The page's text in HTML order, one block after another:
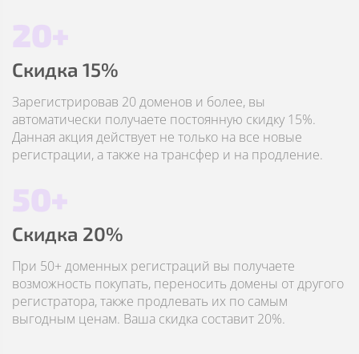
20+
Скидка 15%
Зарегистрировав 20 доменов и более, вы
автоматически получаете постоянную скидку 15%.
Данная акция действует не только на все новые
регистрации, а также на трансфер и на продление.
50+
Скидка 20%
При 50+ доменных регистраций вы получаете
возможность покупать, переносить домены от другого
регистратора, также продлевать их по самым
выгодным ценам. Ваша скидка составит 20%.